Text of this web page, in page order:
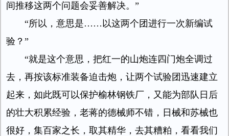
间推移这两个问题会妥善解决。”
“所以，意思是……以这两个团进行一次新编试
验？”
“就是这个意思，把红一的山炮连四门炮全调过
去，再按该标准装备迫击炮，让两个试验团迅速建立
起来，如此既可以保护榆林钢铁厂，又能为部队日后
的壮大积累经验，老蒋的德械师不错，日械和苏械也
很好，集百家之长，取其精华，去其糟粕，看看我们